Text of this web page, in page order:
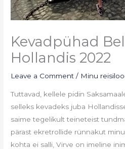
Kevadpühad
Hollandis 2022
Leave a Comment / Minu
Tuttavad, kellele pidin
selleks kevadeks juba
saime tegelikult teineteist
pärast ekretrollide rünnakut
kohta ei salli, Virve on imeline